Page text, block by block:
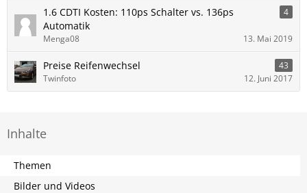
1.6 CDTI Kosten: 110ps Schalter vs. 136ps
Automatik
4
Menga08 13. Mai 2019
Preise Reifenwechsel
43
Twinfoto
12. Juni 2017
Inhalte
Themen
Bilder und Videos